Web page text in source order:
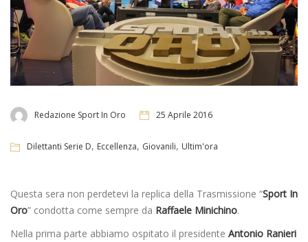
Redazione Sport In Oro 25 Aprile 2016
Dilettanti Serie D, Eccellenza, Giovanili, Ultim'ora
Questa sera non perdetevi la replica della Trasmissione “Sport In
Oro” condotta come sempre da Raffaele Minichino.
Nella prima parte abbiamo ospitato il presidente Antonio Ranieri